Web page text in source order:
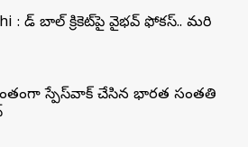
: రెడ్ బాల్ క్రికెట్‌పై వైభవ్ ఫోకస్.. మరి
స్పేస్‌వాక్‌ చేసిన భారత సంతతి